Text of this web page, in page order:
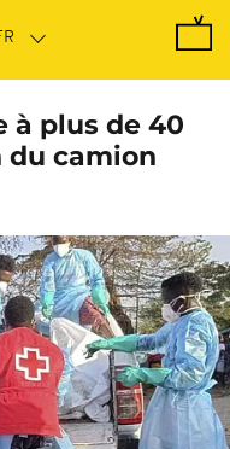
à plus de 40
du camion